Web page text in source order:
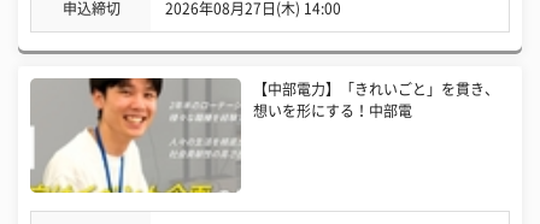
申込締切 2026年08月27日(木) 14:00
【中部電力】「きれいごと」を貫き、
想いを形にする！中部電